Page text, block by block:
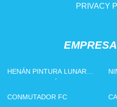
PRIVACY
HENÁN PINTURA LUNAR
COMPAÑÍA, LIMITADO
CONMUTADOR FC